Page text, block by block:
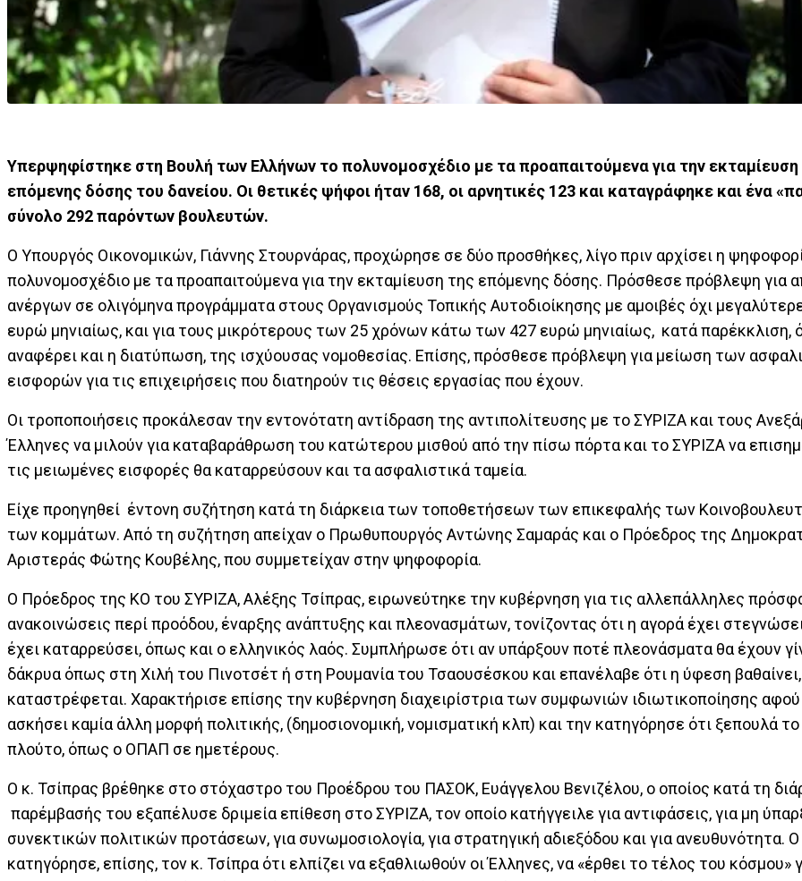
Υπερψηφίστηκε στη Βουλή των Ελλήνων το πολυνομοσχέδιο με τα προαπαιτούμενα για την εκταμίευση
επόμενης δόσης του δανείου. Οι θετικές ψήφοι ήταν 168, οι αρνητικές 123 και καταγράφηκε και ένα
σύνολο 292 παρόντων βουλευτών.
Ο Υπουργός Οικονομικών, Γιάννης Στουρνάρας, προχώρησε σε δύο προσθήκες, λίγο πριν αρχίσει η
πολυνομοσχέδιο με τα προαπαιτούμενα για την εκταμίευση της επόμενης δόσης. Πρόσθεσε πρόβλεψη για
ανέργων σε ολιγόμηνα προγράμματα στους Οργανισμούς Τοπικής Αυτοδιοίκησης με αμοιβές όχι
ευρώ μηνιαίως, και για τους μικρότερους των 25 χρόνων κάτω των 427 ευρώ μηνιαίως, κατά παρέκκλιση,
αναφέρει και η διατύπωση, της ισχύουσας νομοθεσίας. Επίσης, πρόσθεσε πρόβλεψη για μείωση των
εισφορών για τις επιχειρήσεις που διατηρούν τις θέσεις εργασίας που έχουν.
Οι τροποποιήσεις προκάλεσαν την εντονότατη αντίδραση της αντιπολίτευσης με το ΣΥΡΙΖΑ και τους
Έλληνες να μιλούν για καταβαράθρωση του κατώτερου μισθού από την πίσω πόρτα και το ΣΥΡΙΖΑ να
τις μειωμένες εισφορές θα καταρρεύσουν και τα ασφαλιστικά ταμεία.
Είχε προηγηθεί έντονη συζήτηση κατά τη διάρκεια των τοποθετήσεων των επικεφαλής των
των κομμάτων. Από τη συζήτηση απείχαν ο Πρωθυπουργός Αντώνης Σαμαράς και ο Πρόεδρος της
Αριστεράς Φώτης Κουβέλης, που συμμετείχαν στην ψηφοφορία.
Ο Πρόεδρος της ΚΟ του ΣΥΡΙΖΑ, Αλέξης Τσίπρας, ειρωνεύτηκε την κυβέρνηση για τις αλλεπάλληλες
ανακοινώσεις περί προόδου, έναρξης ανάπτυξης και πλεονασμάτων, τονίζοντας ότι η αγορά έχει
έχει καταρρεύσει, όπως και ο ελληνικός λαός. Συμπλήρωσε ότι αν υπάρξουν ποτέ πλεονάσματα θα έχουν
δάκρυα όπως στη Χιλή του Πινοτσέτ ή στη Ρουμανία του Τσαουσέσκου και επανέλαβε ότι η ύφεση
καταστρέφεται. Χαρακτήρισε επίσης την κυβέρνηση διαχειρίστρια των συμφωνιών ιδιωτικοποίησης αφού
ασκήσει καμία άλλη μορφή πολιτικής, (δημοσιονομική, νομισματική κλπ) και την κατηγόρησε ότι ξεπουλά
πλούτο, όπως ο ΟΠΑΠ σε ημετέρους.
Ο κ. Τσίπρας βρέθηκε στο στόχαστρο του Προέδρου του ΠΑΣΟΚ, Ευάγγελου Βενιζέλου, ο οποίος κατά τη
παρέμβασής του εξαπέλυσε δριμεία επίθεση στο ΣΥΡΙΖΑ, τον οποίο κατήγγειλε για αντιφάσεις, για μη
συνεκτικών πολιτικών προτάσεων, για συνωμοσιολογία, για στρατηγική αδιεξόδου και για ανευθυνότητα. Ο
κατηγόρησε, επίσης, τον κ. Τσίπρα ότι ελπίζει να εξαθλιωθούν οι Έλληνες, να «έρθει το τέλος του κόσμου»